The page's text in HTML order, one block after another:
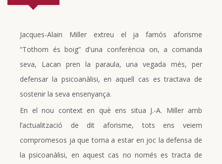
Jacques-Alain Miller extreu el ja famós aforisme
“Tothom és boig” d'una conferència on, a comanda
seva, Lacan pren la paraula, una vegada més, per
defensar la psicoanàlisi, en aquell cas es tractava de
sostenir la seva ensenyança.
En el nou context en què ens situa J.-A. Miller amb
l’actualització de dit aforisme, tots ens veiem
compromesos ja que torna a estar en joc la defensa de
la psicoanàlisi, en aquest cas no només es tracta de